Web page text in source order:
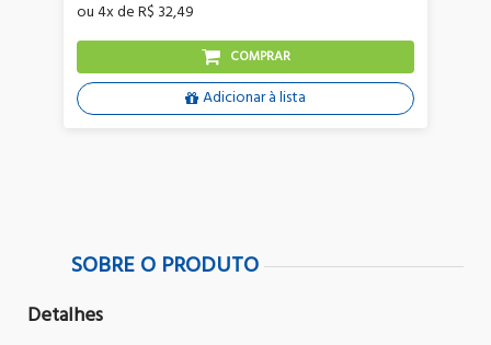
ou4xdeR$ 32,49
COMPRAR
Adicionar à lista
SOBRE O PRODUTO
Detalhes